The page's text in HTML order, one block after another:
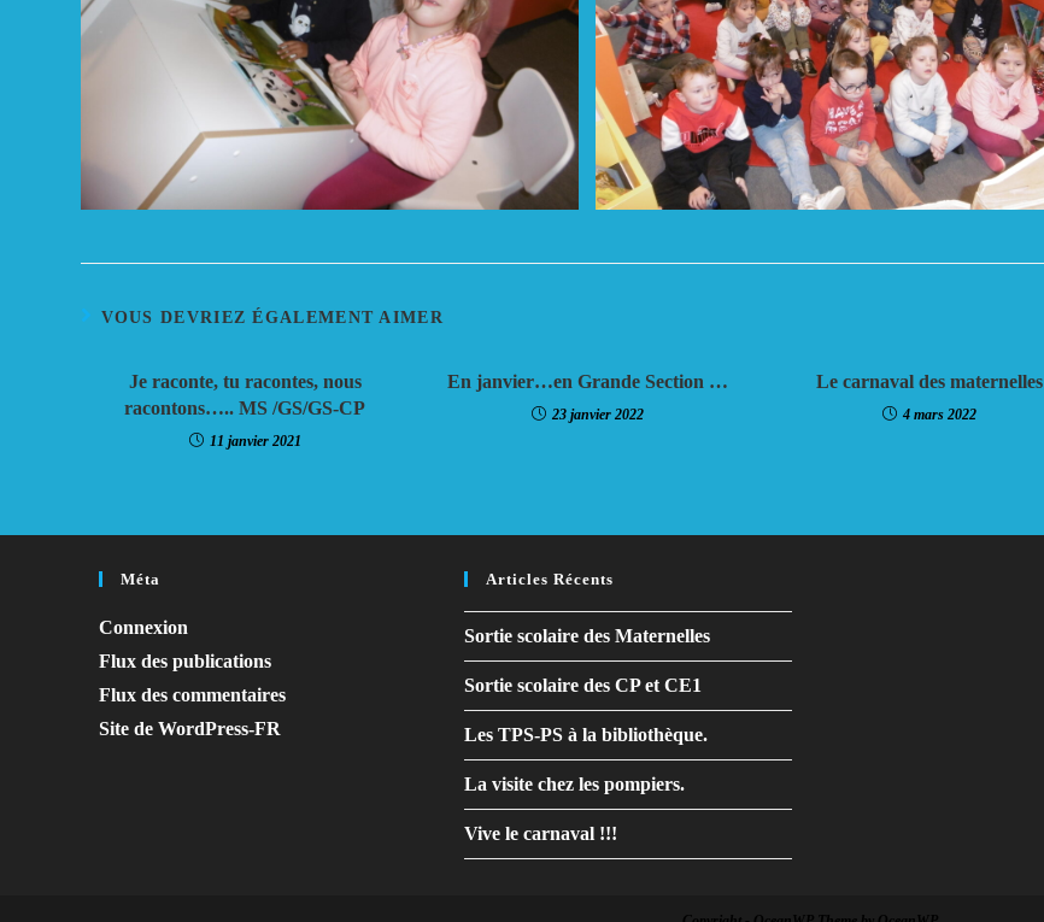
VOUS DEVRIEZ ÉGALEMENT AIMER
Je raconte, tu racontes, nous
racontons….. MS /GS/GS-CP
11 janvier 2021
En janvier…en Grande Section …
23 janvier 2022
Le carnaval des maternelles
4 mars 2022
Méta
Connexion
Flux des publications
Flux des commentaires
Site de WordPress-FR
Articles Récents
Sortie scolaire des Maternelles
Sortie scolaire des CP et CE1
Les TPS-PS à la bibliothèque.
La visite chez les pompiers.
Vive le carnaval !!!